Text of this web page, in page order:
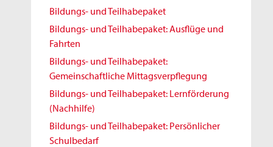
Bildungs- und Teilhabepaket
Bildungs- und Teilhabepaket: Ausflüge und
Fahrten
Bildungs- und Teilhabepaket:
Gemeinschaftliche Mittagsverpflegung
Bildungs- und Teilhabepaket: Lernförderung
(Nachhilfe)
Bildungs- und Teilhabepaket: Persönlicher
Schulbedarf